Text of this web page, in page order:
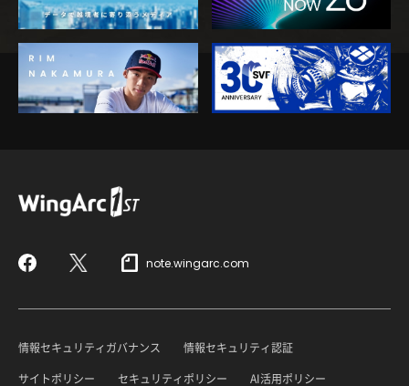
FacebookX note.wingarc.com
情報セキュリティガバナンス
情報セキュリティ認証
サイトポリシー
セキュリティポリシー AI活用ポリシー